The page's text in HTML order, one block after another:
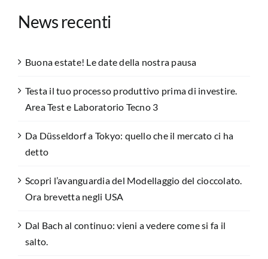
News recenti
Buona estate! Le date della nostra pausa
Testa il tuo processo produttivo prima di investire.
Area Test e Laboratorio Tecno 3
Da Düsseldorf a Tokyo: quello che il mercato ci ha
detto
Scopri l’avanguardia del Modellaggio del cioccolato.
Ora brevetta negli USA
Dal Bach al continuo: vieni a vedere come si fa il
salto.